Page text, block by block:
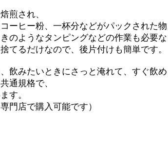
煎され、
ーヒー粉、一杯分などがパックされた
のようなタンピングなどの作業も必要
てるだけなので、後片付けも簡単です。
飲みたいときにさっと淹れて、すぐ飲
通規格で、
す。
門店で購入可能です）